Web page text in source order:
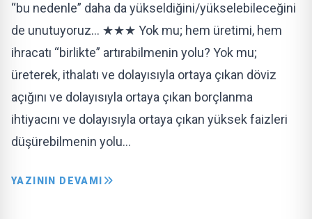
“bu nedenle” daha da yükseldiğini/yükse­lebileceğini
de unutuyoruz… ★★★ Yok mu; hem üretimi, hem
ihracatı “bir­likte” artırabilmenin yolu? Yok mu;
üreterek, ithalatı ve dolayısıy­la ortaya çıkan döviz
açığını ve dolayısıyla ortaya çıkan borçlanma
ihtiyacını ve dola­yısıyla ortaya çıkan yüksek faizleri
düşüre­bilmenin yolu…
YAZININ DEVAMI